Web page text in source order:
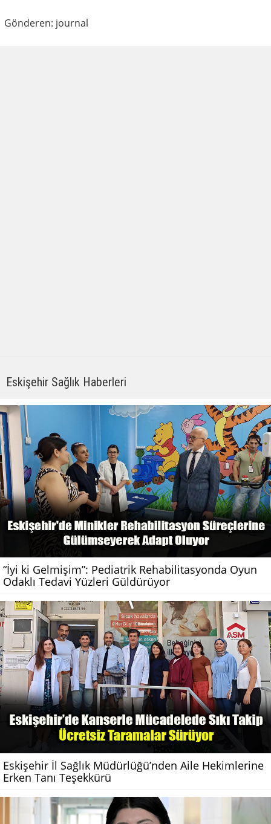
Gönderen: journal
Eskişehir Sağlık Haberleri
“İyi ki Gelmişim”: Pediatrik Rehabilitasyonda Oyun
Odaklı Tedavi Yüzleri Güldürüyor
Eskişehir İl Sağlık Müdürlüğü’nden Aile Hekimlerine
Erken Tanı Teşekkürü